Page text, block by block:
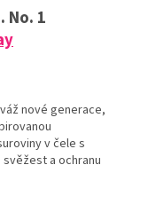
No. 1
nové generace,
v čele s
a ochranu